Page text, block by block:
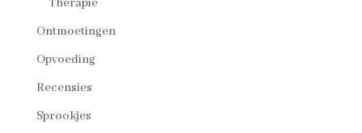
Therapie
Ontmoetingen
Opvoeding
Recensies
Sprookjes